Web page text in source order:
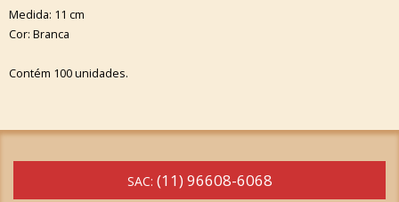
Medida: 11 cm
Cor: Branca
Contém 100 unidades.
SAC: (11) 96608-6068